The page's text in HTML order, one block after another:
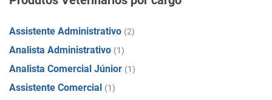
Assistente Administrativo (2)
Analista Administrativo (1)
Analista Comercial Júnior (1)
Assistente Comercial (1)